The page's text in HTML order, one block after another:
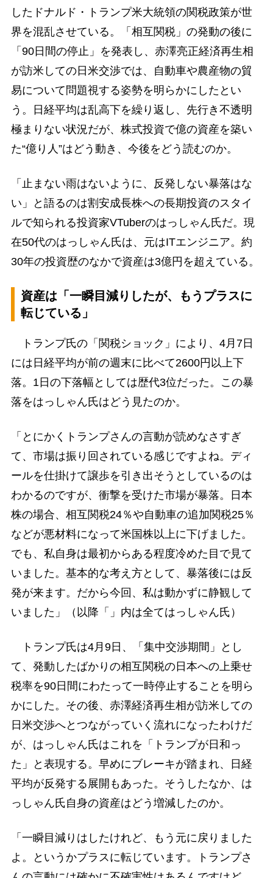
したドナルド・トランプ米大統領の関税政策が世
界を混乱させている。「相互関税」の発動の後に
「90日間の停止」を発表し、赤澤亮正経済再生相
が訪米しての日米交渉では、自動車や農産物の貿
易について問題視する姿勢を明らかにしたとい
う。日経平均は乱高下を繰り返し、先行き不透明
極まりない状況だが、株式投資で億の資産を築い
た“億り人”はどう動き、今後をどう読むのか。
「止まない雨はないように、反発しない暴落はな
い」と語るのは割安成長株への長期投資のスタイ
ルで知られる投資家VTuberのはっしゃん氏だ。現
在50代のはっしゃん氏は、元はITエンジニア。約
30年の投資歴のなかで資産は3億円を超えている。
資産は「一瞬目減りしたが、もうプラスに
転じている」
トランプ氏の「関税ショック」により、4月7日
には日経平均が前の週末に比べて2600円以上下
落。1日の下落幅としては歴代3位だった。この暴
落をはっしゃん氏はどう見たのか。
「とにかくトランプさんの言動が読めなさすぎ
て、市場は振り回されている感じですよね。ディ
ールを仕掛けて譲歩を引き出そうとしているのは
わかるのですが、衝撃を受けた市場が暴落。日本
株の場合、相互関税24％や自動車の追加関税25％
などが悪材料になって米国株以上に下げました。
でも、私自身は最初からある程度冷めた目で見て
いました。基本的な考え方として、暴落後には反
発が来ます。だから今回、私は動かずに静観して
いました」（以降「」内は全てはっしゃん氏）
トランプ氏は4月9日、「集中交渉期間」とし
て、発動したばかりの相互関税の日本への上乗せ
税率を90日間にわたって一時停止することを明ら
かにした。その後、赤澤経済再生相が訪米しての
日米交渉へとつながっていく流れになったわけだ
が、はっしゃん氏はこれを「トランプが日和っ
た」と表現する。早めにブレーキが踏まれ、日経
平均が反発する展開もあった。そうしたなか、は
っしゃん氏自身の資産はどう増減したのか。
「一瞬目減りはしたけれど、もう元に戻りました
よ。というかプラスに転じています。トランプさ